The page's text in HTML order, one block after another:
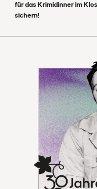
für das Krimidinner im
sichern!